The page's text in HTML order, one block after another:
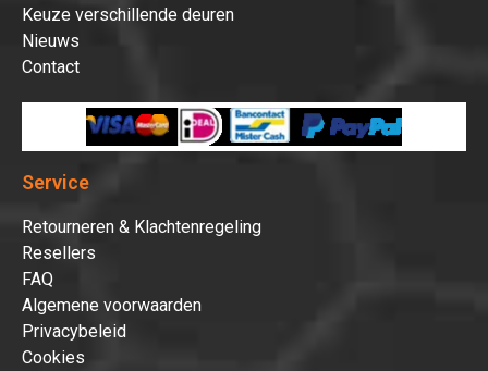
Keuze verschillende deuren
Nieuws
Contact
Service
Retourneren & Klachtenregeling
Resellers
FAQ
Algemene voorwaarden
Privacybeleid
Cookies